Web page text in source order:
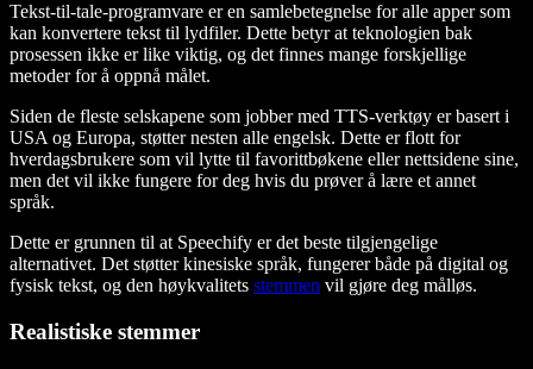
Tekst-til-tale-programvare er en samlebetegnelse for alle apper som
kan konvertere tekst til lydfiler. Dette betyr at teknologien bak
prosessen ikke er like viktig, og det finnes mange forskjellige
metoder for å oppnå målet.
Siden de fleste selskapene som jobber med TTS-verktøy er basert i
USA og Europa, støtter nesten alle engelsk. Dette er flott for
hverdagsbrukere som vil lytte til favorittbøkene eller nettsidene sine,
men det vil ikke fungere for deg hvis du prøver å lære et annet
språk.
Dette er grunnen til at Speechify er det beste tilgjengelige
alternativet. Det støtter kinesiske språk, fungerer både på digital og
fysisk tekst, og den høykvalitets stemmen vil gjøre deg målløs.
Realistiske stemmer